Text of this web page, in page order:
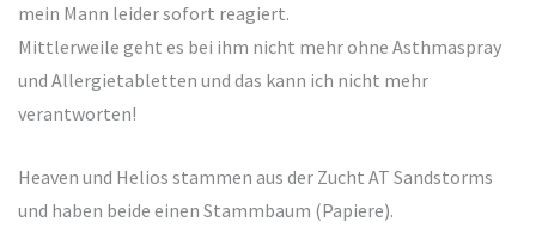
mein Mann leider sofort reagiert.
Mittlerweile geht es bei ihm nicht mehr ohne Asthmaspray
und Allergietabletten und das kann ich nicht mehr
verantworten!
Heaven und Helios stammen aus der Zucht AT Sandstorms
und haben beide einen Stammbaum (Papiere).